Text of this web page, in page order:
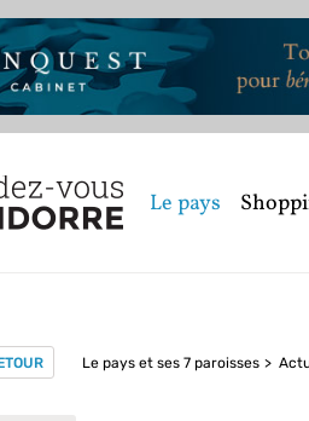
Le pays
Le pays et ses 7 paroisses